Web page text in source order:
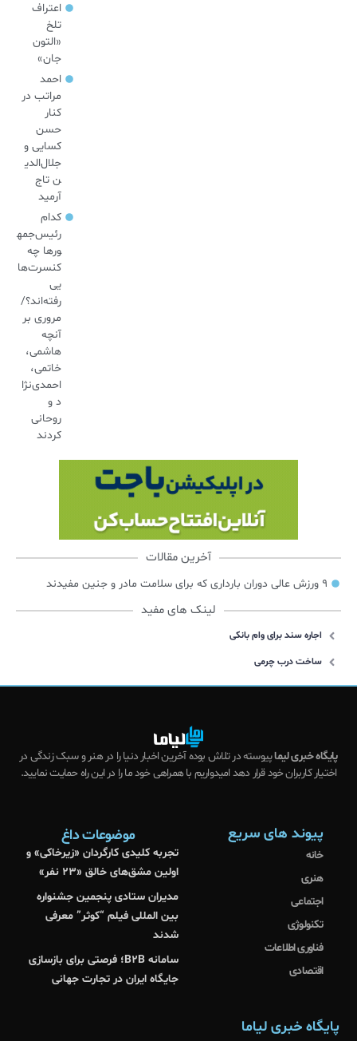
اعتراف
تلخ
«التون
جان»
احمد
مراتب در
کنار
حسن
کسایی و
جلال‌الدی
ن تاج
آرمید
کدام
رئیس‌جمه
ورها چه
کنسرت‌ها
یی
رفته‌اند؟/
مروری بر
آنچه
هاشمی،
خاتمی،
احمدی‌نژا
د و
روحانی
کردند
آخرین مقالات
۹ ورزش عالی دوران بارداری که برای سلامت مادر و جنین مفیدند
لینک های مفید
اجاره سند برای وام بانکی
ساخت درب چرمی
پایگاه خبری لیماپیوسته در تلاش بوده آخرین اخبار دنیا را در هنر و سبک زندگی در
اختیار کاربران خود قرار دهد امیدواریم با همراهی خود ما را در این راه حمایت نمایید.
پیوند های سریع
خانه
هنری
اجتماعی
تکنولوژی
فناوری اطلاعات
اقتصادی
موضوعات داغ
تجربه کلیدی کارگردان «زیرخاکی» و
اولین مشق‌های خالق «۲۳ نفر»
مدیران ستادی پنجمین جشنواره
بین المللی فیلم “کوثر” معرفی
شدند
سامانه B2B؛ فرصتی برای بازسازی
جایگاه ایران در تجارت جهانی
پایگاه خبری لیاما